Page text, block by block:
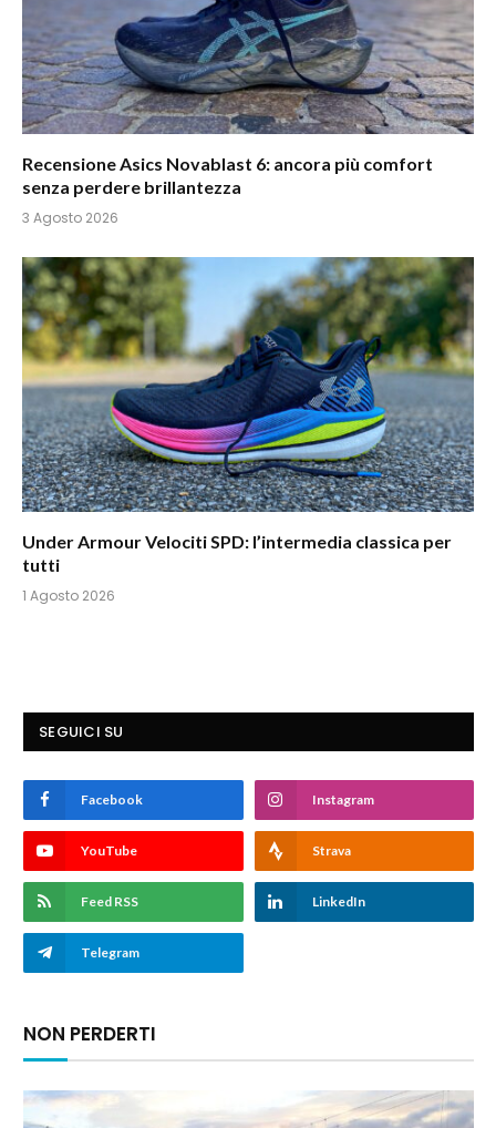
Recensione Asics Novablast 6: ancora più comfort
senza perdere brillantezza
3 Agosto 2026
Under Armour Velociti SPD: l’intermedia classica per
tutti
1 Agosto 2026
SEGUICI SU
Facebook Instagram
YouTube Strava
Feed RSS LinkedIn
Telegram
NON PERDERTI